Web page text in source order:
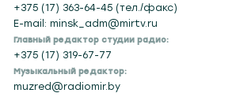
+375 (17) 363-64-45 (тел./факс)
E-mail: minsk_adm@mirtv.ru
Главный редактор студии радио:
+375 (17) 319-67-77
Музыкальный редактор:
muzred@radiomir.by